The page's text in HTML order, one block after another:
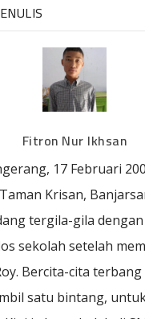
Fitron Nur Ikhsan
17 Februari
Krisan,
tergila-gila
sekolah setelah
Bercita-cita
satu bintang,